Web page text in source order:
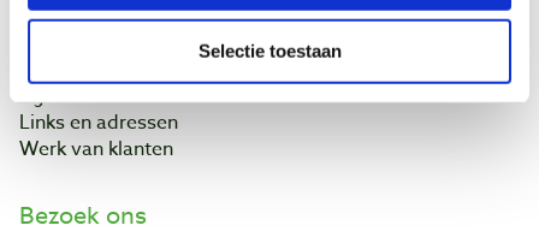
Selectie toestaan
Ontdek IJsseloord 1
Agenda
Links en adressen
Werk van klanten
Bezoek ons